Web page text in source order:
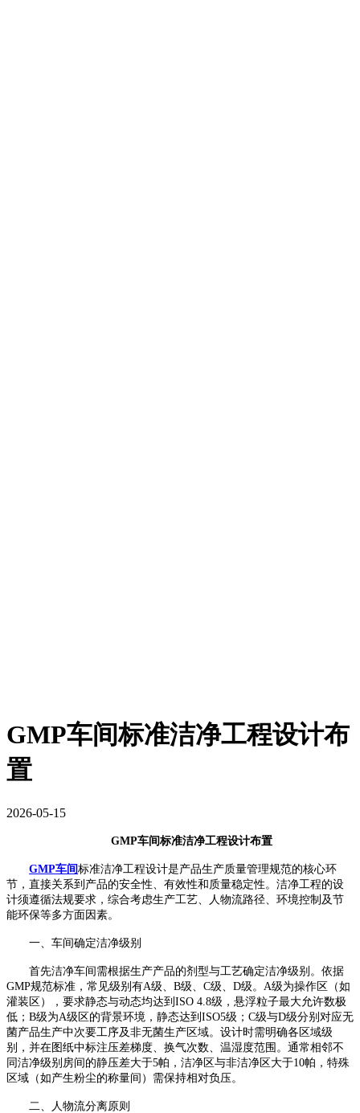
GMP车间标准洁净工程设计布
置
2026-05-15
GMP车间标准洁净工程设计布置
GMP车间标准洁净工程设计是产品生产质量管理规范的核心环
节，直接关系到产品的安全性、有效性和质量稳定性。洁净工程的设
计须遵循法规要求，综合考虑生产工艺、人物流路径、环境控制及节
能环保等多方面因素。
一、车间确定洁净级别
首先洁净车间需根据生产产品的剂型与工艺确定洁净级别。依据
GMP规范标准，常见级别有A级、 B级、 C级、 D级。 A级为操作区（如
灌装区），要求静态与动态均达到 ISO 4.8级，悬浮粒子最大允许数极
低； B级为A级区的背景环境，静态达到 ISO5级； C级与D级分别对应无
菌产品生产中次要工序及非无菌生产区域。设计时需明确各区域级
别，并在图纸中标注压差梯度、换气次数、温湿度范围。通常相邻不
同洁净级别房间的静压差大于5帕，洁净区与非洁净区大于10帕，特殊
区域（如产生粉尘的称量间）需保持相对负压。
二、人物流分离原则